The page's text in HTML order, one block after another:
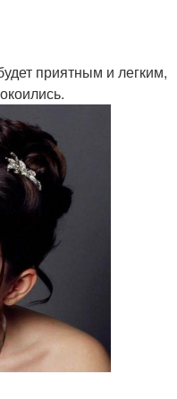
приятным и легким,